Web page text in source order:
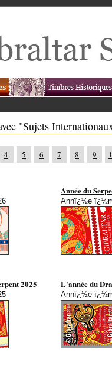
"Sujets
4 5 6 7 8 9
Année du
Annï¿½e
2025 L'année du
Annï¿½e